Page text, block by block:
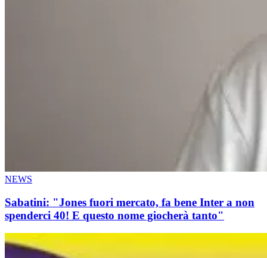
NEWS
Sabatini: "Jones fuori mercato, fa bene Inter a non
spenderci 40! E questo nome giocherà tanto"